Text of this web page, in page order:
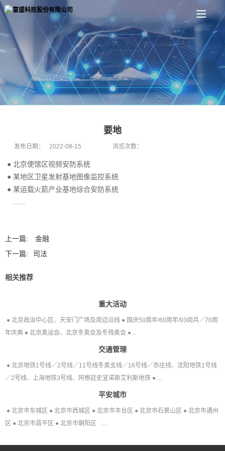
要地
发布日期： 2022-08-15 浏览次数：
● 北京使馆区视频安防系统
● 某地区卫星发射基地图像监控系统
● 某运载火箭产业基地综合安防系统
......
上一篇:
金融
下一篇:
司法
相关推荐
重大活动
● 北京政治中心区、天安门广场及周边沿线 ● 国庆50周年/60周年/93阅兵／70周
年庆典 ● 北京奥运会、北京冬奥会及冬残奥会 ●...
交通管理
● 北京地铁1号线／2号线／11号线冬奥支线／16号线／亦庄线、沈阳地铁1号线
／2号线、上海地铁3号线、阿根廷史宜诺斯艾利斯地铁 ● ...
平安城市
● 北京市东城区 ● 北京市西城区 ● 北京市丰台区 ● 北京市石景山区 ● 北京市通州
区 ● 北京市昌平区 ● 北京市朝阳区 ....